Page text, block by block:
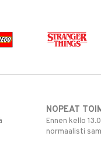
NOPEAT
Ennen kello
normaalisti